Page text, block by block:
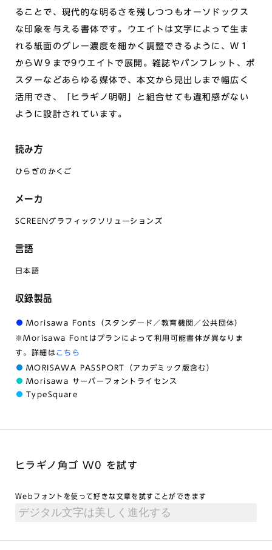
ることで、現代的な明るさを残しつつもオーソドックス
な印象を与える書体です。ウエイトは文字によって生ま
れる紙面のグレー濃度を細かく調整できるように、Ｗ１
からＷ９まで9ウエイトで展開。雑誌やパンフレット、ポ
スターなどあらゆる媒体で、本文から見出しまで幅広く
活用でき、「ヒラギノ明朝」と組合せても違和感がない
ように設計されています。
読み方
ひらぎのかくご
メーカ
SCREENグラフィックソリューションズ
言語
日本語
収録製品
Morisawa Fonts（スタンダード／教育機関／公共団体）
※Morisawa Fontはプランによって利用可能書体が異なりま
す。詳細は こちら
MORISAWA PASSPORT（アカデミック版含む）
Morisawa サーバーフォントライセンス
TypeSquare
ヒラギノ角ゴ W0 を試す
Webフォントを使って好きな文章を試すことができます